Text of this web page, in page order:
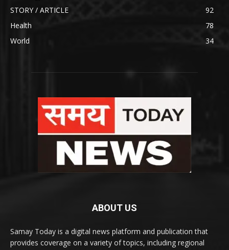
STORY / ARTICLE
92
Health
78
World
34
ABOUT US
Samay Today is a digital news platform and publication that
provides coverage on a variety of topics, including regional